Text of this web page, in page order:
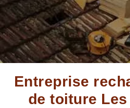
Entreprise
de toiture